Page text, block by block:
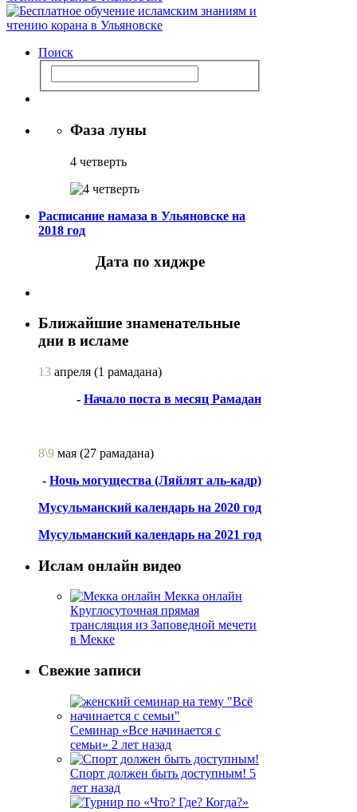
Поиск
Фаза луны
4 четверть
Расписание намаза в Ульяновске на
2018 год
Дата по хиджре
Ближайшие знаменательные
дни в исламе
13 апреля (1 рамадана)
- Начало поста в месяц Рамадан
8\9 мая (27 рамадана)
- Ночь могущества (Ляйлят аль-кадр)
Мусульманский календарь на 2020 год
Мусульманский календарь на 2021 год
Ислам онлайн видео
Мекка онлайн
Круглосуточная прямая
трансляция из Заповедной мечети
в Мекке
Свежие записи
Семинар «Все начинается с
семьи» 2 лет назад
Спорт должен быть доступным! 5
лет назад